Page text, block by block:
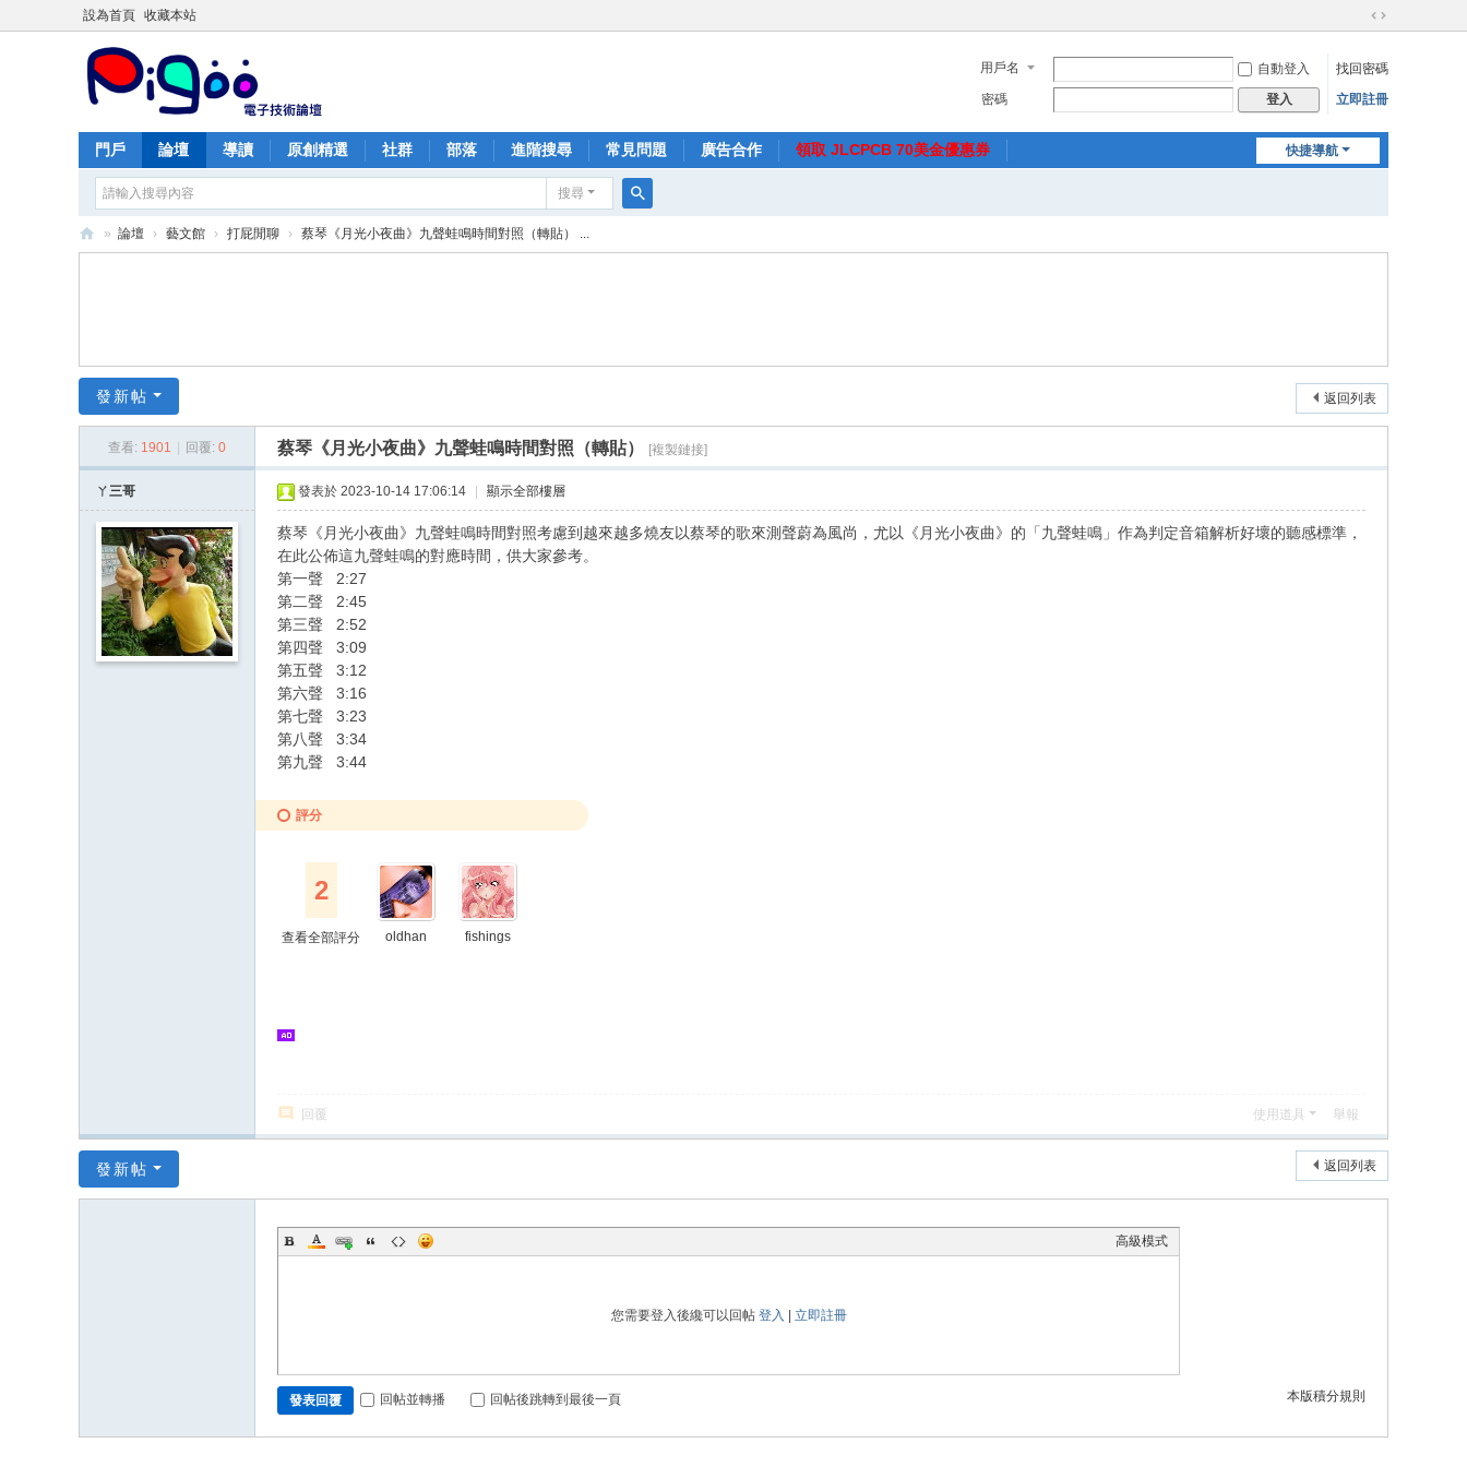
設為首頁 收藏本站
切
到
寬
用戶名 自動登入
找回密碼
密碼
登入 立即註冊
快捷導航
門戶 論壇 導讀 原創精選 社群 部落 進階搜尋 常見問題 廣告合作 領取 JLCPCB 70美金優惠券
搜尋
尋
酷
» 論壇 › 藝文館 › 打屁閒聊 › 蔡琴《月光小夜曲》九聲蛙鳴時間對照（轉貼） ...
返回列表
發新帖
查看: 1901 回覆: 0 蔡琴《月光小夜曲》九聲蛙鳴時間對照（轉貼） [複製鏈接]
ㄚ三哥 發表於 2023-10-14 17:06:14 顯示全部樓層
蔡琴《月光小夜曲》九聲蛙鳴時間對照考慮到越來越多燒友以蔡琴的歌來測聲蔚為風尚，尤以《月光小夜曲》的「九聲蛙鳴」作為判定音箱解析好壞的聽感標準，
在此公佈這九聲蛙鳴的對應時間，供大家參考。
第一聲 2:27
第二聲 2:45
第三聲 2:52
第四聲 3:09
第五聲 3:12
第六聲 3:16
第七聲 3:23
第八聲 3:34
第九聲 3:44
評分
2
查看全部評分 oldhan fishings
回覆 使用道具 舉報
返回列表
發新帖
高級模式
您需要登入後纔可以回帖 登入 立即註冊
本版積分規則
發表回覆 回帖並轉播 回帖後跳轉到最後一頁